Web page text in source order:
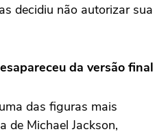
decidiu não autorizar sua
da versão final
das figuras mais
de Michael Jackson,